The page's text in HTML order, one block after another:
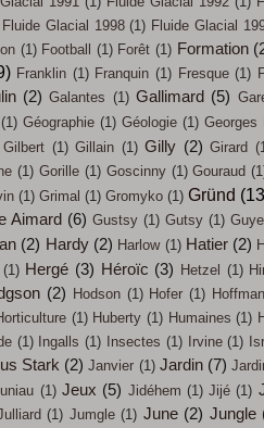
Fluide Glacial 1998 (1) Fluide Glacial
(1) Football (1) Forêt (1) Formation
Franklin (1) Franquin (1) Fresque (1)
(2) Galantes (1) Gallimard (5)
(1) Géographie (1) Géologie (1) Georges
Gilbert (1) Gillain (1) Gilly (2) Girard
(1) Gorille (1) Goscinny (1) Gouraud
(1) Grimal (1) Gromyko (1) Gründ
Aimard (6) Gustsy (1) Gutsy (1)
(2) Hardy (2) Harlow (1) Hatier (2)
(1) Hergé (3) Héroïc (3) Hetzel (1)
(2) Hodson (1) Hofer (1) Hoffman
(1) Huberty (1) Humaines (1)
(1) Ingalls (1) Insectes (1) Irvine (1)
Stark (2) Janvier (1) Jardin (7)
(1) Jeux (5) Jidéhem (1) Jijé (1)
(1) Jumgle (1) June (2) Jungle